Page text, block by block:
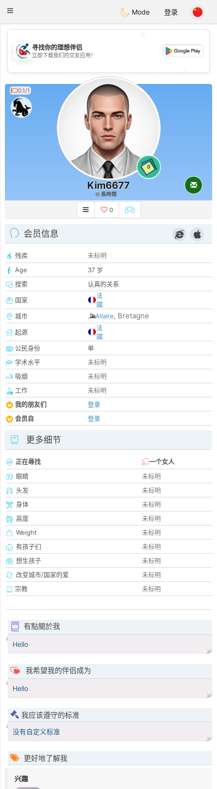
Handi Space
Toggle
Mode 登录
💖
💕
💕
寻找你的理想伴侣
立即下载我们的交友应用！
0.1/1
0
Kim6677
長時間
0
会员信息
残疾
未标明
Age
37 岁
搜索
认真的关系
国家
法
國
城市
Allaire, Bretagne
起源
法
國
公民身份
单
学术水平
未标明
吸烟
未标明
工作
未标明
我的朋友们
登录
会员自
登录
更多细节
正在尋找
一个女人
眼睛
未标明
头发
未标明
身体
未标明
高度
未标明
Weight
未标明
有孩子们
未标明
想生孩子
未标明
改变城市/国家的爱
未标明
宗教
未标明
有點關於我
Hello
我希望我的伴侣成为
Hello
我应该遵守的标准
没有自定义标准
更好地了解我
兴趣